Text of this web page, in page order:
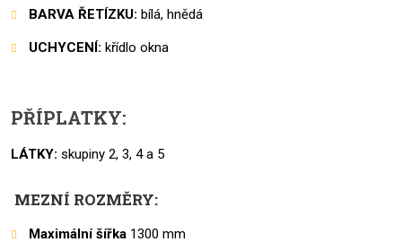
BARVA ŘETÍZKU: bílá, hnědá
UCHYCENÍ: křídlo okna
PŘÍPLATKY:
LÁTKY: skupiny 2, 3, 4 a 5
MEZNÍ ROZMĚRY:
Maximální šířka 1300 mm